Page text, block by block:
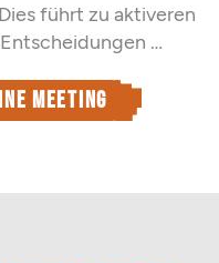
führt zu aktiveren
…
Meeting